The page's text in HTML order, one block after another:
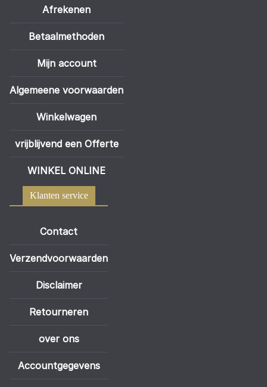
Afrekenen
Betaalmethoden
Mijn account
Algemeene voorwaarden
Winkelwagen
vrijblijvend een Offerte
WINKEL ONLINE
Klanten service
Contact
Verzendvoorwaarden
Disclaimer
Retourneren
over ons
Accountgegevens